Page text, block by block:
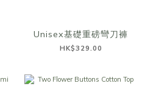
Unisex基礎重磅彎刀褲
HK$329.00